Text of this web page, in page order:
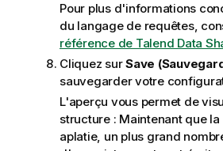
Pour plus d'informations
du langage de requêtes,
référence de Talend Data
Cliquez surSave
sauvegarder votre
L'aperçu vous permet de
structure : Maintenant que
aplatie, un plus grand